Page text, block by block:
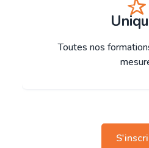
Toutes nos